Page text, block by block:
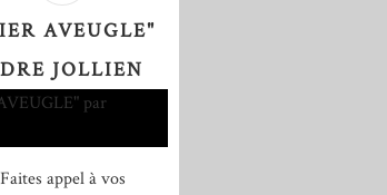
AVEUGLE"
JOLLIEN
appel à vos